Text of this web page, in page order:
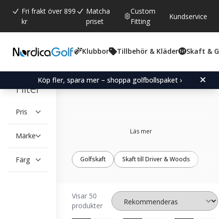
Fri frakt över 899
kr
Matcha
priset
Custom
Fitting
Kundservice
Klubbor Tillbehör & Kläder Skaft &
Köp fler, spara mer – shoppa golfbollspaket ›
Filter
Pris
Märke
Färg
Läs mer
Golfskaft Skaft till Driver & Woods
Visar 50
produkter